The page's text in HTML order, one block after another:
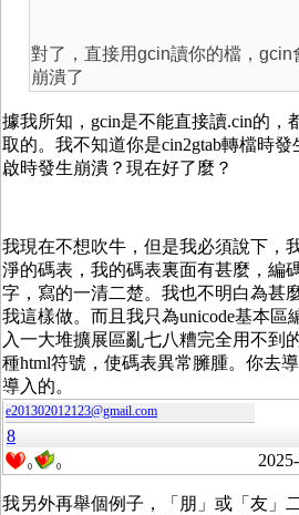
對了，直接用gcin讀你的檔，gcin
崩潰了
據我所知，gcin是不能直接讀.cin的，
取的。我不知道你是cin2gtab轉檔時
啟時發生崩潰？現在好了麼？
我現在不想吹牛，但是我必須說下，
淨的碼表，我的碼表裏面有甚麼，編
字，寫的一清二楚。我也不明白為甚
我這樣做。而且我只為unicode基本區
入一大堆擴展區亂七八糟完全用不到
種html符號，使碼表異常臃腫。你去
導入的。
e201302012123@gmail.com
8
0 0
我另外再舉個例子，「朋」或「友」